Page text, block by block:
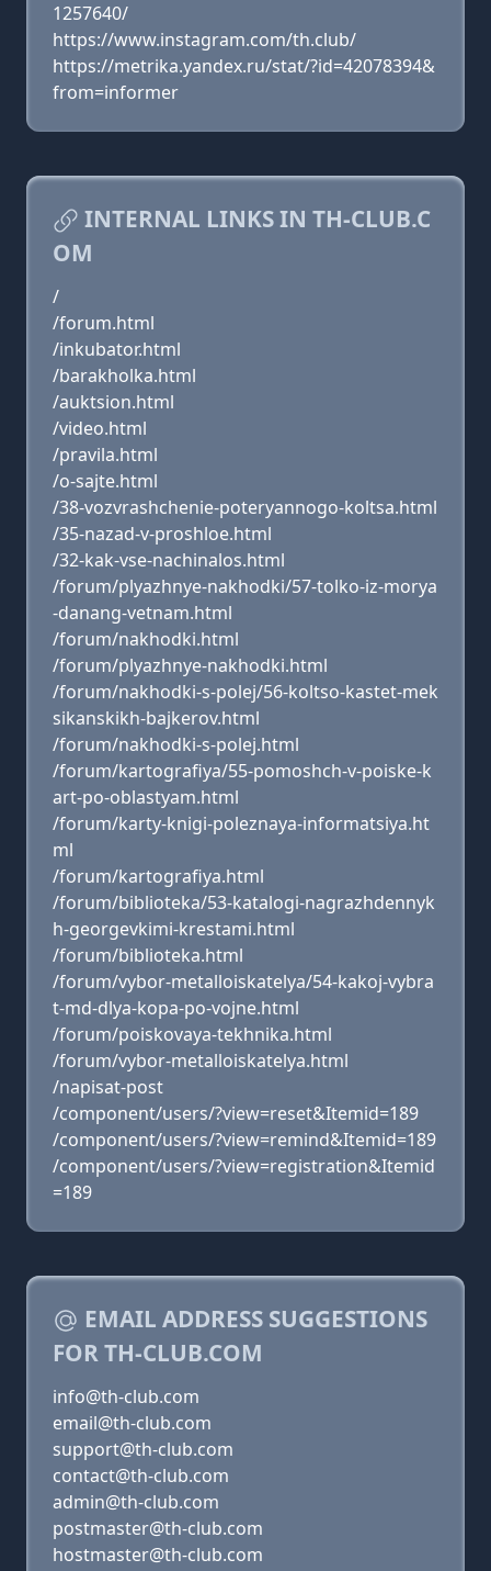
1257640/
https://www.instagram.com/th.club/
https://metrika.yandex.ru/stat/?id=42078394&
from=informer
INTERNAL LINKS IN TH-CLUB.C
OM
/
/forum.html
/inkubator.html
/barakholka.html
/auktsion.html
/video.html
/pravila.html
/o-sajte.html
/38-vozvrashchenie-poteryannogo-koltsa.html
/35-nazad-v-proshloe.html
/32-kak-vse-nachinalos.html
/forum/plyazhnye-nakhodki/57-tolko-iz-morya
-danang-vetnam.html
/forum/nakhodki.html
/forum/plyazhnye-nakhodki.html
/forum/nakhodki-s-polej/56-koltso-kastet-mek
sikanskikh-bajkerov.html
/forum/nakhodki-s-polej.html
/forum/kartografiya/55-pomoshch-v-poiske-k
art-po-oblastyam.html
/forum/karty-knigi-poleznaya-informatsiya.ht
ml
/forum/kartografiya.html
/forum/biblioteka/53-katalogi-nagrazhdennyk
h-georgevkimi-krestami.html
/forum/biblioteka.html
/forum/vybor-metalloiskatelya/54-kakoj-vybra
t-md-dlya-kopa-po-vojne.html
/forum/poiskovaya-tekhnika.html
/forum/vybor-metalloiskatelya.html
/napisat-post
/component/users/?view=reset&Itemid=189
/component/users/?view=remind&Itemid=189
/component/users/?view=registration&Itemid
=189
EMAIL ADDRESS SUGGESTIONS
FOR TH-CLUB.COM
info@th-club.com
email@th-club.com
support@th-club.com
contact@th-club.com
admin@th-club.com
postmaster@th-club.com
hostmaster@th-club.com